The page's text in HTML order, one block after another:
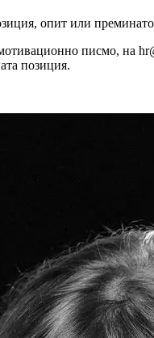
опит или
писмо, на
позиция.